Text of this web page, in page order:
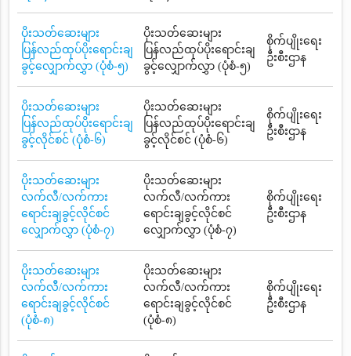
ပိုးသတ်ဆေးများ
ပြန်လည်ထုပ်ပိုးရောင်းချ
ခွင့်လျှောက်လွှာ (ပုံစံ-၅)
ပိုးသတ်ဆေးများ
ပြန်လည်ထုပ်ပိုးရောင်းချ
ခွင့်လျှောက်လွှာ (ပုံစံ-၅)
စိုက်ပျိုးရေး
ဦးစီးဌာန
ပိုးသတ်ဆေးများ
ပြန်လည်ထုပ်ပိုးရောင်းချ
ခွင့်လိုင်စင် (ပုံစံ-၆)
ပိုးသတ်ဆေးများ
ပြန်လည်ထုပ်ပိုးရောင်းချ
ခွင့်လိုင်စင် (ပုံစံ-၆)
စိုက်ပျိုးရေး
ဦးစီးဌာန
ပိုးသတ်ဆေးများ
လက်လီ/လက်ကား
ရောင်းချခွင့်လိုင်စင်
လျှောက်လွှာ (ပုံစံ-၇)
ပိုးသတ်ဆေးများ
လက်လီ/လက်ကား
ရောင်းချခွင့်လိုင်စင်
လျှောက်လွှာ (ပုံစံ-၇)
စိုက်ပျိုးရေး
ဦးစီးဌာန
ပိုးသတ်ဆေးများ
လက်လီ/လက်ကား
ရောင်းချခွင့်လိုင်စင်
(ပုံစံ-၈)
ပိုးသတ်ဆေးများ
လက်လီ/လက်ကား
ရောင်းချခွင့်လိုင်စင်
(ပုံစံ-၈)
စိုက်ပျိုးရေး
ဦးစီးဌာန